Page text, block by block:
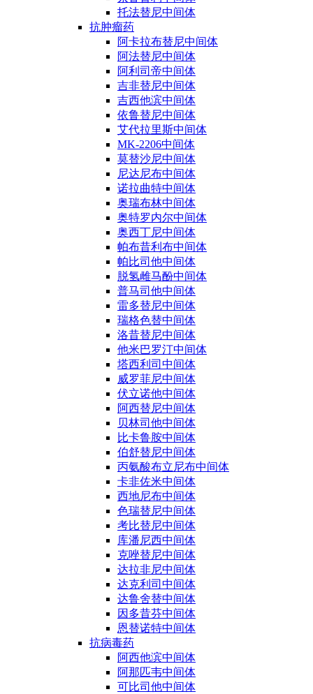
托法替尼中间体
抗肿瘤药
阿卡拉布替尼中间体
阿法替尼中间体
阿利司帝中间体
吉非替尼中间体
吉西他滨中间体
依鲁替尼中间体
艾代拉里斯中间体
MK-2206中间体
莫替沙尼中间体
尼达尼布中间体
诺拉曲特中间体
奥瑞布林中间体
奥特罗内尔中间体
奥西丁尼中间体
帕布昔利布中间体
帕比司他中间体
脱氢雌马酚中间体
普马司他中间体
雷多替尼中间体
瑞格色替中间体
洛昔替尼中间体
他米巴罗汀中间体
塔西利司中间体
威罗菲尼中间体
伏立诺他中间体
阿西替尼中间体
贝林司他中间体
比卡鲁胺中间体
伯舒替尼中间体
丙氨酸布立尼布中间体
卡非佐米中间体
西地尼布中间体
色瑞替尼中间体
考比替尼中间体
库潘尼西中间体
克唑替尼中间体
达拉非尼中间体
达克利司中间体
达鲁舍替中间体
因多昔芬中间体
恩替诺特中间体
抗病毒药
阿西他滨中间体
阿那匹韦中间体
可比司他中间体